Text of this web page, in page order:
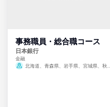
事務職員・総合職コース
日本銀行
金融
北海道、青森県、岩手県、宮城県、秋田